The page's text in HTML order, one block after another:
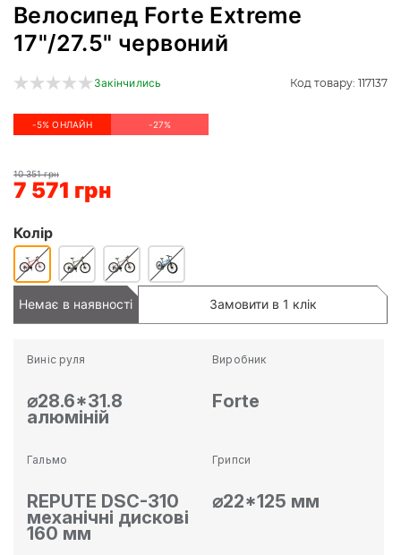
Велосипед Forte Extreme
17"/27.5" червоний
Закінчились Код товару: 117137
-5% ОНЛАЙН -27%
10 351 грн
7 571 грн
Колір
Немає в наявності Замовити в 1 клік
Виніс руля
⌀28.6*31.8
алюміній
Виробник
Forte
Гальмо
REPUTE DSC-310
механічні дискові
160 мм
Грипси
⌀22*125 мм